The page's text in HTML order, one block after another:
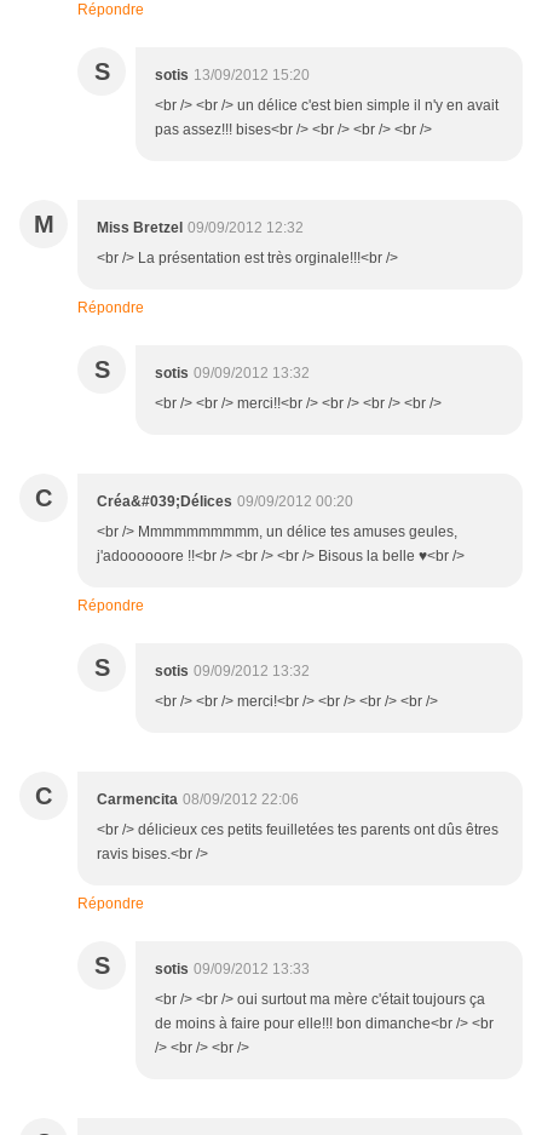
Répondre
S sotis 13/09/2012 15:20
<br /> <br /> un délice c'est bien simple il n'y en avait
pas assez!!! bises<br /> <br /> <br /> <br />
M Miss Bretzel 09/09/2012 12:32
<br /> La présentation est très orginale!!!<br />
Répondre
S sotis 09/09/2012 13:32
<br /> <br /> merci!!<br /> <br /> <br /> <br />
C Créa&#039;Délices 09/09/2012 00:20
<br /> Mmmmmmmmmm, un délice tes amuses geules,
j'adoooooore !!<br /> <br /> <br /> Bisous la belle ♥<br />
Répondre
S sotis 09/09/2012 13:32
<br /> <br /> merci!<br /> <br /> <br /> <br />
C Carmencita 08/09/2012 22:06
<br /> délicieux ces petits feuilletées tes parents ont dûs êtres
ravis bises.<br />
Répondre
S sotis 09/09/2012 13:33
<br /> <br /> oui surtout ma mère c'était toujours ça
de moins à faire pour elle!!! bon dimanche<br /> <br
/> <br /> <br />